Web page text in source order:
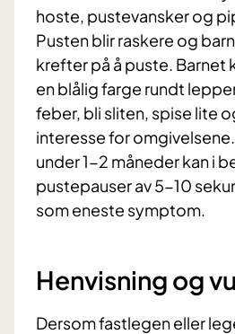
hoste, pustevansker og
Pusten blir raskere og
krefter på å puste. Barnet
en blålig farge rundt
feber, bli sliten, spise lite
interesse for
under 1-2 måneder kan i
pustepauser av 5-10
som eneste symptom.
Henvisning og
Dersom fastlegen eller